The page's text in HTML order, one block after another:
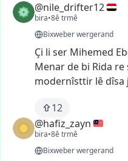
@nile_drifter12
bira•8ê trmê
Bixweber wergerand
Çi li ser Mihemed
Menar de bi Rida re
modernîsttir lê dîsa
12
@hafiz_zayn
bira•8ê trmê
Bixweber wergerand